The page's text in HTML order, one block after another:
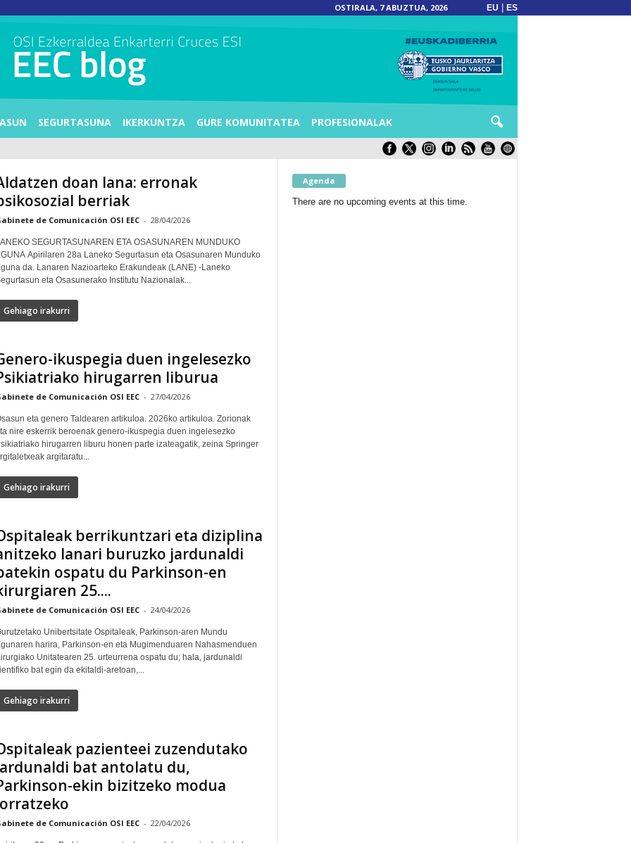
OSTIRALA, 7 ABUZTUA, 2026 EU ES
SEGURTASUNA IKERKUNTZA GURE KOMUNITATEA PROFESIONALAK
doan lana: erronak
berriak
de Comunicación OSI EEC - 28/04/2026
SEGURTASUNAREN ETA OSASUNAREN MUNDUKO
28a Laneko Segurtasun eta Osasunaren Munduko
da. Lanaren Nazioarteko Erakundeak (LANE) -Laneko
eta Osasunerako Institutu Nazionalak...
Gehiago irakurri
ikuspegia duen ingelesezko
hirugarren liburua
de Comunicación OSI EEC - 27/04/2026
eta genero Taldearen artikuloa. 2026ko artikuloa. Zorionak
nire eskerrik beroenak genero-ikuspegia duen ingelesezko
hirugarren liburu honen parte izateagatik, zeina Springer
argitaratu...
Gehiago irakurri
berrikuntzari eta diziplina
lanari buruzko jardunaldi
ospatu du Parkinson-en
25....
de Comunicación OSI EEC - 24/04/2026
Unibertsitate Ospitaleak, Parkinson-aren Mundu
harira, Parkinson-en eta Mugimenduaren Nahasmenduen
Unitatearen 25. urteurrena ospatu du; hala, jardunaldi
bat egin da ekitaldi-aretoan,...
Gehiago irakurri
pazienteei zuzendutako
bat antolatu du,
ekin bizitzeko modua
de Comunicación OSI EEC - 22/04/2026
Agenda
There are no upcoming events at this time.